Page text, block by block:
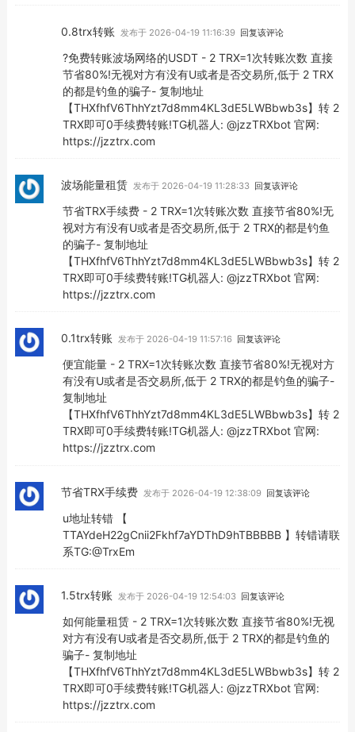
0.8trx转账 发布于 2026-04-19 11:16:39 回复该评论
?免费转账波场网络的USDT - 2 TRX=1次转账次数 直接
节省80%!无视对方有没有U或者是否交易所,低于 2 TRX
的都是钓鱼的骗子- 复制地址
【THXfhfV6ThhYzt7d8mm4KL3dE5LWBbwb3s】转 2
TRX即可0手续费转账!TG机器人: @jzzTRXbot 官网:
https://jzztrx.com
波场能量租赁 发布于 2026-04-19 11:28:33 回复该评论
节省TRX手续费 - 2 TRX=1次转账次数 直接节省80%!无
视对方有没有U或者是否交易所,低于 2 TRX的都是钓鱼
的骗子- 复制地址
【THXfhfV6ThhYzt7d8mm4KL3dE5LWBbwb3s】转 2
TRX即可0手续费转账!TG机器人: @jzzTRXbot 官网:
https://jzztrx.com
0.1trx转账 发布于 2026-04-19 11:57:16 回复该评论
便宜能量 - 2 TRX=1次转账次数 直接节省80%!无视对方
有没有U或者是否交易所,低于 2 TRX的都是钓鱼的骗子-
复制地址
【THXfhfV6ThhYzt7d8mm4KL3dE5LWBbwb3s】转 2
TRX即可0手续费转账!TG机器人: @jzzTRXbot 官网:
https://jzztrx.com
节省TRX手续费 发布于 2026-04-19 12:38:09 回复该评论
u地址转错 【
TTAYdeH22gCnii2Fkhf7aYDThD9hTBBBBB 】转错请联
系TG:@TrxEm
1.5trx转账 发布于 2026-04-19 12:54:03 回复该评论
如何能量租赁 - 2 TRX=1次转账次数 直接节省80%!无视
对方有没有U或者是否交易所,低于 2 TRX的都是钓鱼的
骗子- 复制地址
【THXfhfV6ThhYzt7d8mm4KL3dE5LWBbwb3s】转 2
TRX即可0手续费转账!TG机器人: @jzzTRXbot 官网:
https://jzztrx.com